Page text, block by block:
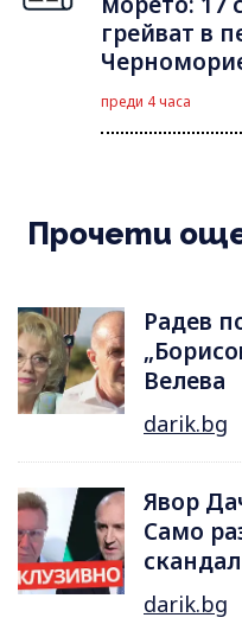
грейват в
преди 4 часа
Прочети
Радев
Велева
darik.bg
Явор
Само
darik.bg